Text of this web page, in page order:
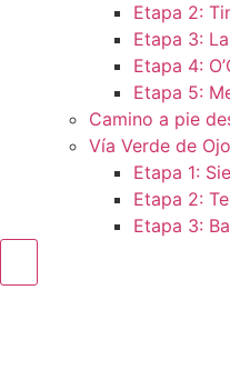
Etapa 2:
Etapa 3:
Etapa 4:
Etapa 5:
Camino a pie
Vía Verde de
Etapa 1:
Etapa 2:
Etapa 3: